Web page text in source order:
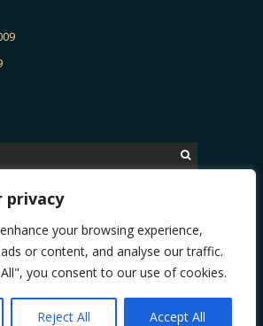
privacy
your browsing experience,
or content, and analyse our traffic.
you consent to our use of cookies.
Reject All Accept All
CERTITUDINEA.
* VIDEO. Viata lui Eminescu (Necenzurat).